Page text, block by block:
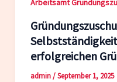
Arbeitsamt
erfolgreichen
admin/September 1, 2025